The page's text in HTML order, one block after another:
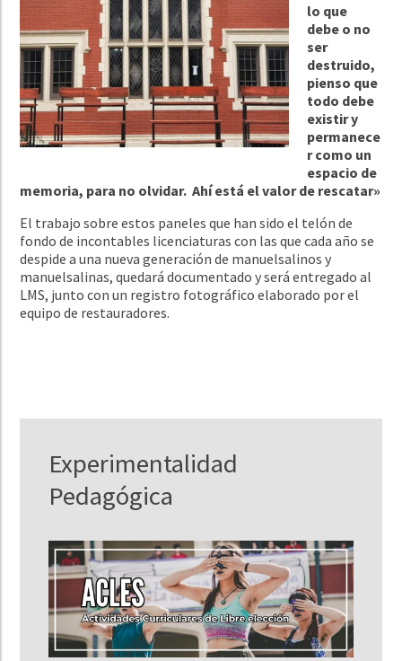
lo que
debe o no
ser
destruido,
pienso que
todo debe
existir y
permanece
r como un
espacio de
memoria, para no olvidar. Ahí está el valor de rescatar»
El trabajo sobre estos paneles que han sido el telón de
fondo de incontables licenciaturas con las que cada año se
despide a una nueva generación de manuelsalinos y
manuelsalinas, quedará documentado y será entregado al
LMS, junto con un registro fotográfico elaborado por el
equipo de restauradores.
Experimentalidad
Pedagógica